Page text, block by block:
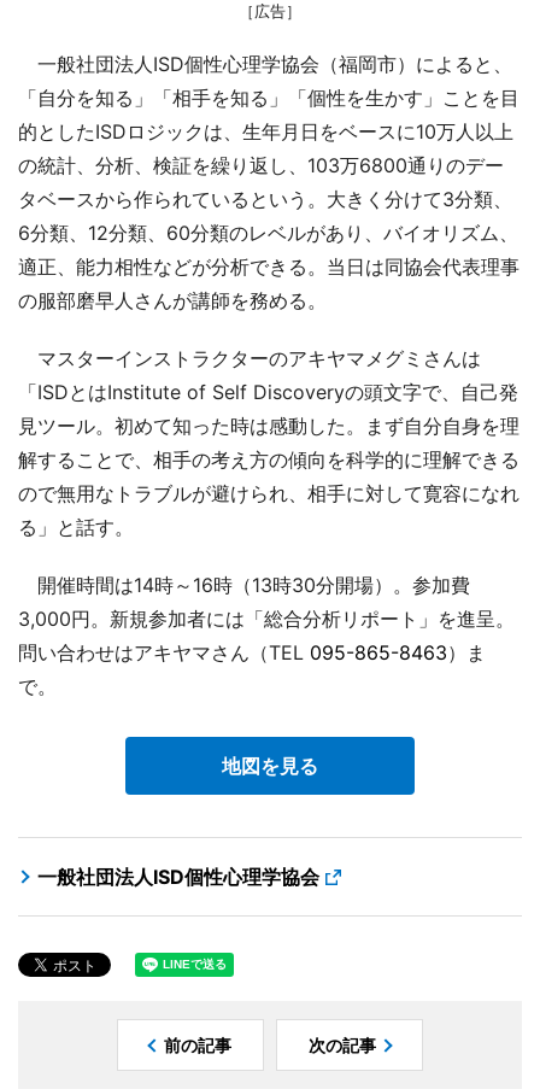
［広告］
一般社団法人ISD個性心理学協会（福岡市）によると、
「自分を知る」「相手を知る」「個性を生かす」ことを目
的としたISDロジックは、生年月日をベースに10万人以上
の統計、分析、検証を繰り返し、103万6800通りのデー
タベースから作られているという。大きく分けて3分類、
6分類、12分類、60分類のレベルがあり、バイオリズム、
適正、能力相性などが分析できる。当日は同協会代表理事
の服部磨早人さんが講師を務める。
マスターインストラクターのアキヤマメグミさんは
「ISDとはInstitute of Self Discoveryの頭文字で、自己発
見ツール。初めて知った時は感動した。まず自分自身を理
解することで、相手の考え方の傾向を科学的に理解できる
ので無用なトラブルが避けられ、相手に対して寛容になれ
る」と話す。
開催時間は14時～16時（13時30分開場）。参加費
3,000円。新規参加者には「総合分析リポート」を進呈。
問い合わせはアキヤマさん（TEL 095-865-8463）ま
で。
地図を見る
一般社団法人ISD個性心理学協会
前の記事 次の記事